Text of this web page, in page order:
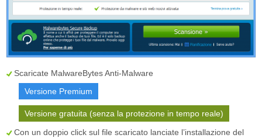
Scaricate MalwareBytes Anti-Malware
Versione Premium
Versione gratuita (senza la protezione in tempo reale)
Con un doppio click sul file scaricato lanciate l’installazione del